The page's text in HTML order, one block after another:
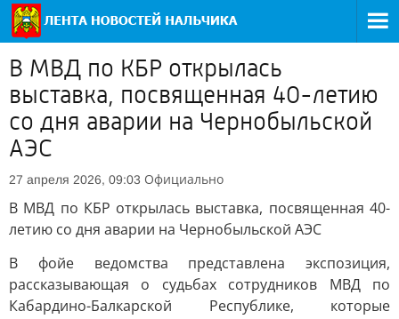
В МВД по КБР открылась
выставка, посвященная 40-летию
со дня аварии на Чернобыльской
АЭС
27 апреля 2026, 09:03 Официально
В МВД по КБР открылась выставка, посвященная 40-
летию со дня аварии на Чернобыльской АЭС
В фойе ведомства представлена экспозиция,
рассказывающая о судьбах сотрудников МВД по
Кабардино-Балкарской Республике, которые